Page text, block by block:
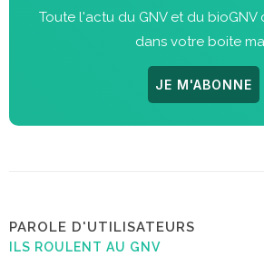
Toute l'actu du GNV et du bioGNV
dans votre boite
JE M'ABONNE
PAROLE D'UTILISATEURS
ILS ROULENT AU GNV